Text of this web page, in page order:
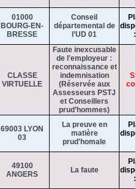
01000
BOURG-EN-
BRESSE
Conseil
départemental de
l’UD 01
CLASSE
VIRTUELLE
Faute inexcusable
de l'employeur :
reconnaissance et
indemnisation
(Réservée aux
Assesseurs PSTJ
et Conseillers
prud’hommes)
69003 LYON
03
La preuve en
matière
prud'homale
49100
ANGERS
La faute